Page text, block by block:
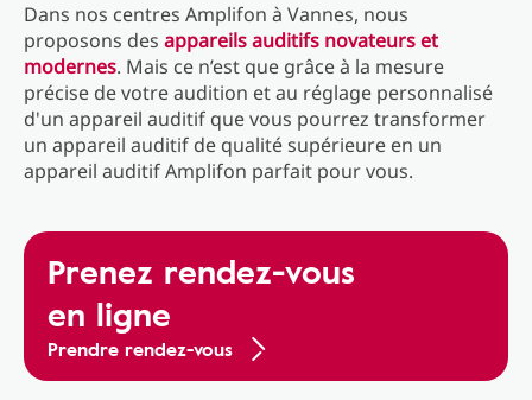
Dans nos centres Amplifon à Vannes, nous
proposons des appareils auditifs novateurs et
modernes. Mais ce n’est que grâce à la mesure
précise de votre audition et au réglage personnalisé
d'un appareil auditif que vous pourrez transformer
un appareil auditif de qualité supérieure en un
appareil auditif Amplifon parfait pour vous.
Prenez rendez-vous
en ligne
Prendre rendez-vous